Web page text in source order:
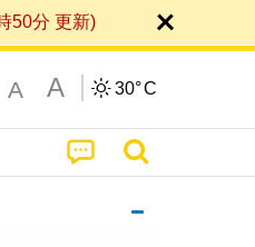
50分 更新)
A A 30°C